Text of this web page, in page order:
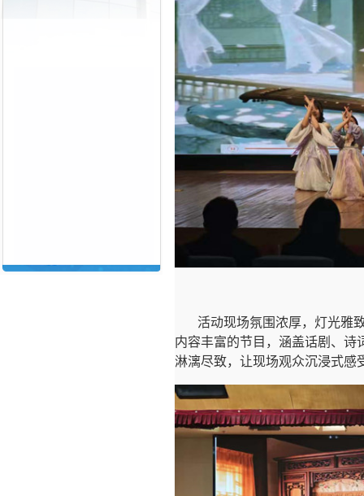
活动现场氛围浓厚，灯光雅
内容丰富的节目，涵盖话剧、诗
淋漓尽致，让现场观众沉浸式感